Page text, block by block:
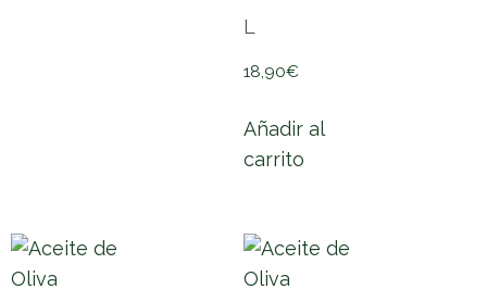
L
18,90€
Añadir al
carrito